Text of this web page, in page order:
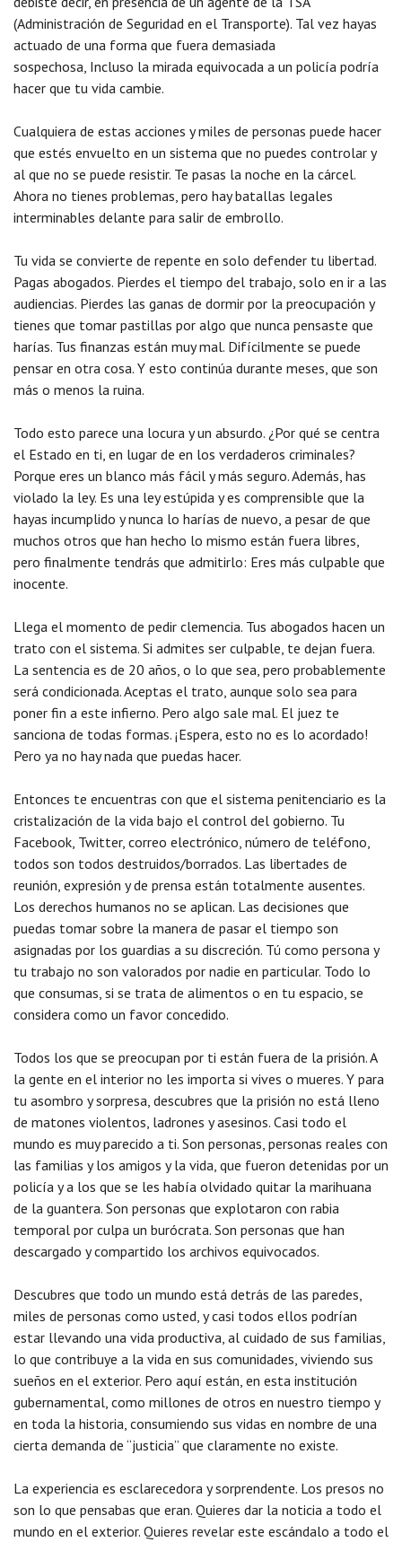
(Administración de Seguridad en el Transporte). Tal vez hayas
actuado de una forma que fuera demasiada
sospechosa, Incluso la mirada equivocada a un policía podría
hacer que tu vida cambie.
Cualquiera de estas acciones y miles de personas puede hacer
que estés envuelto en un sistema que no puedes controlar y
al que no se puede resistir. Te pasas la noche en la cárcel.
Ahora no tienes problemas, pero hay batallas legales
interminables delante para salir de embrollo.
Tu vida se convierte de repente en solo defender tu libertad.
Pagas abogados. Pierdes el tiempo del trabajo, solo en ir a las
audiencias. Pierdes las ganas de dormir por la preocupación y
tienes que tomar pastillas por algo que nunca pensaste que
harías. Tus finanzas están muy mal. Difícilmente se puede
pensar en otra cosa. Y esto continúa durante meses, que son
más o menos la ruina.
Todo esto parece una locura y un absurdo. ¿Por qué se centra
el Estado en ti, en lugar de en los verdaderos criminales?
Porque eres un blanco más fácil y más seguro. Además, has
violado la ley. Es una ley estúpida y es comprensible que la
hayas incumplido y nunca lo harías de nuevo, a pesar de que
muchos otros que han hecho lo mismo están fuera libres,
pero finalmente tendrás que admitirlo: Eres más culpable que
inocente.
Llega el momento de pedir clemencia. Tus abogados hacen un
trato con el sistema. Si admites ser culpable, te dejan fuera.
La sentencia es de 20 años, o lo que sea, pero probablemente
será condicionada. Aceptas el trato, aunque solo sea para
poner fin a este infierno. Pero algo sale mal. El juez te
sanciona de todas formas. ¡Espera, esto no es lo acordado!
Pero ya no hay nada que puedas hacer.
Entonces te encuentras con que el sistema penitenciario es la
cristalización de la vida bajo el control del gobierno. Tu
Facebook, Twitter, correo electrónico, número de teléfono,
todos son todos destruidos/borrados. Las libertades de
reunión, expresión y de prensa están totalmente ausentes.
Los derechos humanos no se aplican. Las decisiones que
puedas tomar sobre la manera de pasar el tiempo son
asignadas por los guardias a su discreción. Tú como persona y
tu trabajo no son valorados por nadie en particular. Todo lo
que consumas, si se trata de alimentos o en tu espacio, se
considera como un favor concedido.
Todos los que se preocupan por ti están fuera de la prisión. A
la gente en el interior no les importa si vives o mueres. Y para
tu asombro y sorpresa, descubres que la prisión no está lleno
de matones violentos, ladrones y asesinos. Casi todo el
mundo es muy parecido a ti. Son personas, personas reales con
las familias y los amigos y la vida, que fueron detenidas por un
policía y a los que se les había olvidado quitar la marihuana
de la guantera. Son personas que explotaron con rabia
temporal por culpa un burócrata. Son personas que han
descargado y compartido los archivos equivocados.
Descubres que todo un mundo está detrás de las paredes,
miles de personas como usted, y casi todos ellos podrían
estar llevando una vida productiva, al cuidado de sus familias,
lo que contribuye a la vida en sus comunidades, viviendo sus
sueños en el exterior. Pero aquí están, en esta institución
gubernamental, como millones de otros en nuestro tiempo y
en toda la historia, consumiendo sus vidas en nombre de una
cierta demanda de “justicia” que claramente no existe.
La experiencia es esclarecedora y sorprendente. Los presos no
son lo que pensabas que eran. Quieres dar la noticia a todo el
mundo en el exterior. Quieres revelar este escándalo a todo el